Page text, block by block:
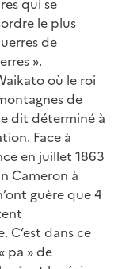
qui se
le plus
de
».
où le roi
de
dit déterminé à
Face à
en juillet 1863
Cameron à
guère que 4
C’est dans ce
pa » de